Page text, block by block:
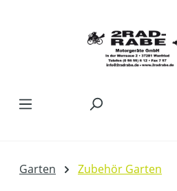
Garten Zubehör Garten